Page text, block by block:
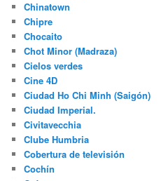
Chinatown
Chipre
Chocaito
Chot Minor (Madraza)
Cielos verdes
Cine 4D
Ciudad Ho Chi Minh (Saigón)
Ciudad Imperial.
Civitavecchia
Clube Humbria
Cobertura de televisión
Cochín